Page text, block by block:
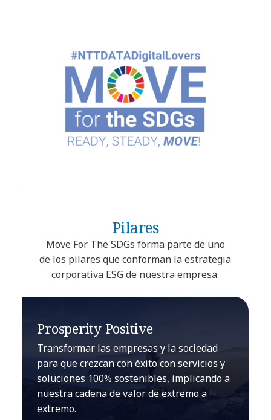
Pilares
Move For The SDGs forma parte de uno
de los pilares que conforman la estrategia
corporativa ESG de nuestra empresa.
Prosperity Positive
Transformar las empresas y la sociedad
para que crezcan con éxito con servicios y
soluciones 100% sostenibles, implicando a
nuestra cadena de valor de extremo a
extremo.